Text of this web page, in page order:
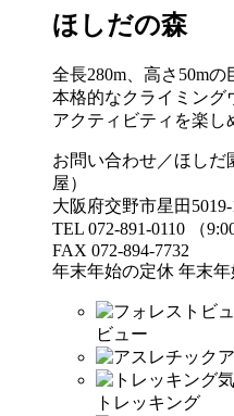
ほしだの森
全長280m、高さ50mの
本格的なクライミング
アクティビティを楽し
お問い合わせ／ほしだ
屋）
大阪府交野市星田5019-
TEL 072-891-0110 （
FAX 072-894-7732
年末年始の定休 年末年
ビュー
トレッキング